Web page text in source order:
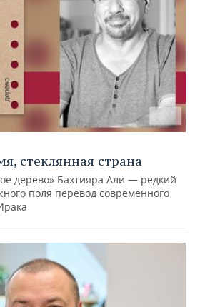
стеклянная страна
дерево» Бахтияра Али — редкий
поля перевод современного